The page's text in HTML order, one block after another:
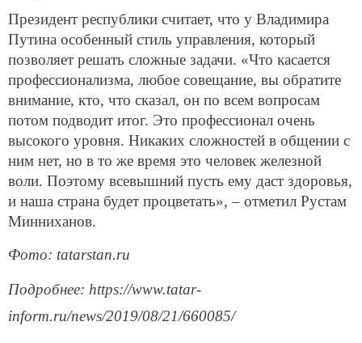
Президент республики считает, что у Владимира
Путина особенный стиль управления, который
позволяет решать сложные задачи. «Что касается
профессионализма, любое совещание, вы обратите
внимание, кто, что сказал, он по всем вопросам
потом подводит итог. Это профессионал очень
высокого уровня. Никаких сложностей в общении с
ним нет, но в то же время это человек железной
воли. Поэтому всевышний пусть ему даст здоровья,
и наша страна будет процветать», – отметил Рустам
Минниханов.
Фото: tatarstan.ru
Подробнее: https://www.tatar-
inform.ru/news/2019/08/21/660085/